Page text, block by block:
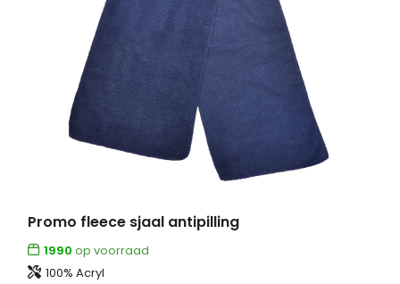
Promo fleece sjaal antipilling
1990 op voorraad
100% Acryl